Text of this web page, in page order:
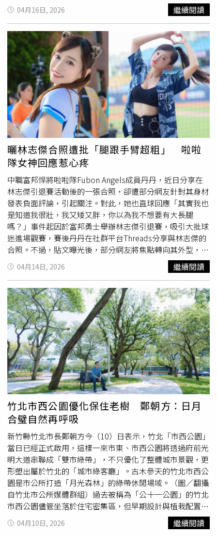
任何流量標籤都顯得有些蒼白無力。（圖／翻攝自小紅書）
鏡子，最後在尋求他的專業協助之下，除了避免狀況惡化
外，也讓她重新找回自信。海外整形「一條龍式」包套 許
英哲：須留心手術風險「許多人覺得赴海外整形價格划算，
又可以『一條龍式』的包套搞定，事實上，魔鬼藏在細節
內。」許英哲指出，台灣醫療品質無論是細心、專業、美感
等專業領域上基本上已在世界的水準之上，首先，醫療是不
可能完全沒有重修率，無論是醫美又或者是一般手術，都有
它的風險存在，沒有醫師敢打包票會100%成功的，其次，
在麻醉安全方面，一項手術的安全涵括範圍很廣，最後，對
於愛美人士來說，竟然都砸大錢變美了，沒有人想要出現不
好的結果，因此，醫師的「審美觀」也很重要。許英哲表
示，在國內，病患可以從與醫師直接的對談與透過觀察診所
環境、醫護人員的互動等方式，從中確認診所的專業、安全
性以及審美觀是否符合你的需求，而且衛福部針對醫美的麻
醉有立法，讓愛美人士有保障，簡單說是「有所選擇的」，
但是在國外進行醫美診療行為，多半是透過「仲介」或翻譯
的方式進行溝通，資訊的落差、語言的隔閡，甚至診間的狀
況、醫師的專業等，多數都是到當地才知道，然而，當費用
都付了，卻發現與實際不符，最後只有兩條路，「硬著頭皮
躺上手術台」與「賠錢換自由」。海外整形「停、看、聽」
醫籲：「3大」考量不可少另外，在社群媒體上很常被提到
的「一條龍服務」，事實上，多數的海外醫美僅負責「術前
與術中，當你回台後就與他們無關。」許英哲提到，多數醫
美手術的穩定性，必須等到半年甚至一年後情況才會明朗，
他以鼻整形手術為例說明，鼻整形手術後當下拍的照片跟一
年後呈現的結果最後會有9成不一樣，主因在於，隆鼻手術
除了取決於鼻樑肌膚的薄與厚，關鍵在於鼻子要歷經軟骨吸
收與疤痕收縮力的兩個階段時期，最後留下來的才是真正的
鼻型。許英哲醫師也提醒，若真要赴海外進行醫美，除了必
須行前做好功課，包括：了解醫師的專業背景、有無執照
外，其次，診所是否有「後送通道」，事前也需審閱手術與
麻醉同意書，更重要的是務必將「術後照護」納入考量，因
為手術不同於消費，它沒有「退貨」的選項，真正對自己負
責的方式，就是在行動之前，先看考慮清楚，醫學不是許願
池，不是喊一句「一次上岸」就能搞定的。更多醫健新聞報
導食道癌非愛飲酒者才會得 醫提出現這「3大」症狀也是
警訊勿輕忽！RSV威脅不輸流感！長者肺炎發生率高2.7
倍，醫示警：RSV恐重複感染，提預防「4步驟」
04月16日, 2026 繼續閱讀
曬林志傑合照遭批「腿跟手臂超粗」 啦啦
隊女神回應惹心疼
中職富邦悍將啦啦隊Fubon Angels成員丹丹，近日分享在
林志傑引退賽活動後的一張合照，卻遭部分網友針對其身材
發表負面評論，引起關注。對此，她也直球回應「其實我也
是知道我很壯，我又矮又胖，你以為我不想要有大長腿
嗎？」事件起因於富邦勇士舉辦林志傑引退賽，吸引大批球
迷進場觀賽，賽後丹丹在社群平台Threads分享與林志傑的
合照。不過，貼文曝光後，部分網友將焦點轉向其外型，留
言狠批「妳的腿跟手臂粗度，都是全台啦啦隊之最，年紀又
大長得又台，到底背景多硬才能這樣佔著茅坑不拉屎。」丹
丹分享與林志傑合照，卻因身材遭到酸民批評。（圖／翻攝
Threads／＠yea_wu）對此，丹丹隨後在社群平台發文回
應，坦言自己對外界評論並非毫無感受。她表示，清楚知道
自身身材條件，「我也是知道我很壯，我又矮又胖」，但仍
熱愛目前的工作，只要有機會就會努力站在舞台上。她也提
到，每個人審美不同，對於外界言論早已習慣，甚至曾多次
因負評落淚並懷疑自己。丹丹進一步指出，面對批評時難免
承受壓力，但也質疑惡意言論的意義何在。她感謝支持她的
粉絲為其發聲，並表示會持續面對輿論挑戰。她在文中呼籲
外界發言應更加謹慎，「這世界很美好，多看看美麗的事
物，懂得感恩，朝著想成為的人前進」。
04月14日, 2026 繼續閱讀
竹北市西公園優化保住老樹 鄭朝方：日月
合璧自然再呼吸
新竹縣竹北市長鄭朝方今（10）日表示，竹北「市西公園」
當日已經正式啟用，這樣一來市東、市西公園將透過府前光
明大道串聯成「雙市綠帶」，不只優化了整體城市景觀，更
形塑出屬於竹北的「城市綠客廳」。古木參天的竹北市西公
園是市公所打造「月光森林」的綠帶休閒場域。（圖／翻攝
自竹北市公所媒體群組）過去被稱為「公十一公園」的竹北
市西公園儘管坐落於住宅密集區，但早期設計與植栽配置不
當搞得空間陰暗、使用率偏低，裏頭小黑蚊更讓不少公園休
憩者直呼困擾。2025年12月起公所砸了約新台幣1,900萬元
04月10日, 2026 繼續閱讀